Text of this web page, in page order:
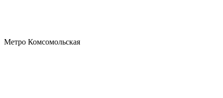
Метро Комсомольская